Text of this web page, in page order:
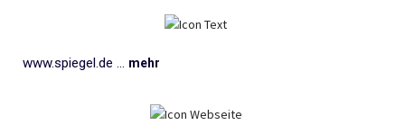
www.spiegel.de ... mehr